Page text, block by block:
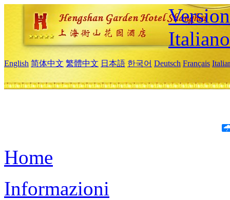
Italiano
English 简体中文 繁體中文 日本語 한국어 Deutsch Français
Home
Informazioni